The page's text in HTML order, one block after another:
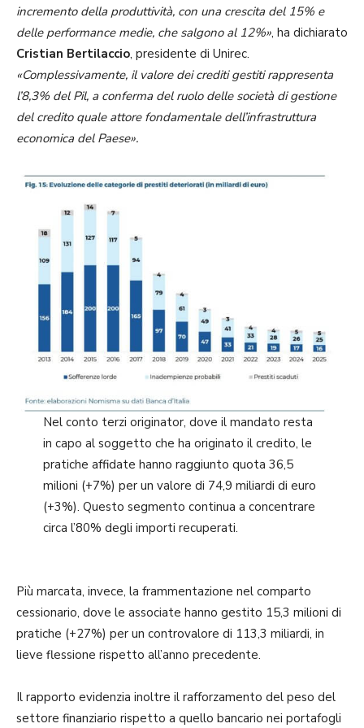
incremento della produttività, con una crescita del 15% e
delle performance medie, che salgono al 12%», ha dichiarato
Cristian Bertilaccio, presidente di Unirec.
«Complessivamente, il valore dei crediti gestiti rappresenta
l’8,3% del Pil, a conferma del ruolo delle società di gestione
del credito quale attore fondamentale dell’infrastruttura
economica del Paese».
Nel conto terzi originator, dove il mandato resta
in capo al soggetto che ha originato il credito, le
pratiche affidate hanno raggiunto quota 36,5
milioni (+7%) per un valore di 74,9 miliardi di euro
(+3%). Questo segmento continua a concentrare
circa l’80% degli importi recuperati.
Più marcata, invece, la frammentazione nel comparto
cessionario, dove le associate hanno gestito 15,3 milioni di
pratiche (+27%) per un controvalore di 113,3 miliardi, in
lieve flessione rispetto all’anno precedente.
Il rapporto evidenzia inoltre il rafforzamento del peso del
settore finanziario rispetto a quello bancario nei portafogli